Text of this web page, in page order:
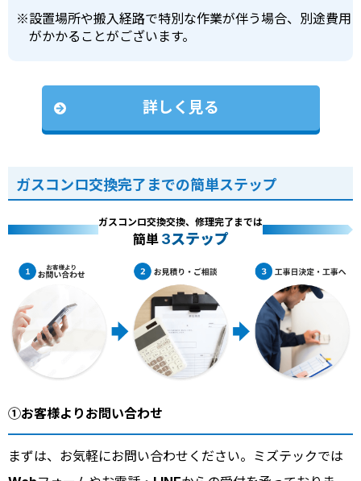
※設置場所や搬入経路で特別な作業が伴う場合、別途費用
がかかることがございます。
詳しく見る
ガスコンロ交換完了までの簡単ステップ
ガスコンロ交換交換、修理完了までは
簡単 3ステップ
①お客様よりお問い合わせ
まずは、お気軽にお問い合わせください。ミズテックでは